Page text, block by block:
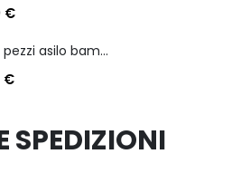
€
Set 4 pezzi asilo bambino personaggio batman
€
SPEDIZIONI